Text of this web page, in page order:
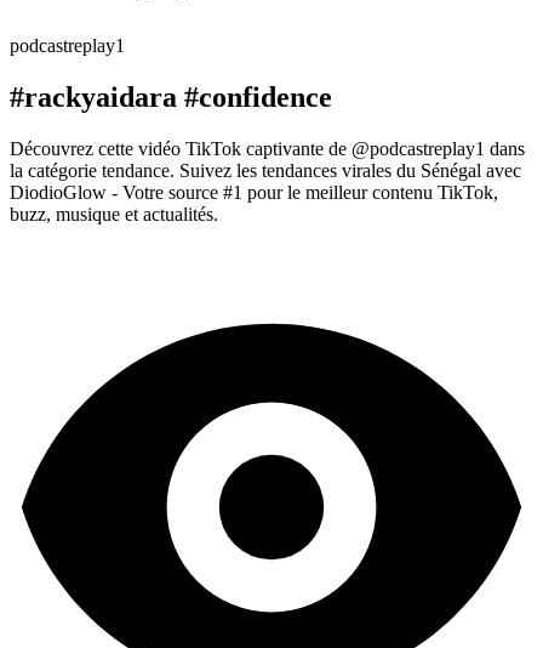
podcastreplay1
#rackyaidara #confidence
Découvrez cette vidéo TikTok captivante de @podcastreplay1 dans
la catégorie tendance. Suivez les tendances virales du Sénégal avec
DiodioGlow - Votre source #1 pour le meilleur contenu TikTok,
buzz, musique et actualités.